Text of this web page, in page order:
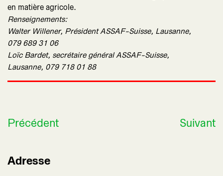
en matière agricole.
Renseignements:
Walter Willener, Président ASSAF-Suisse, Lausanne,
079 689 31 06
Loïc Bardet, secrétaire général ASSAF-Suisse,
Lausanne, 079 718 01 88
Suivant
Précédent
Adresse